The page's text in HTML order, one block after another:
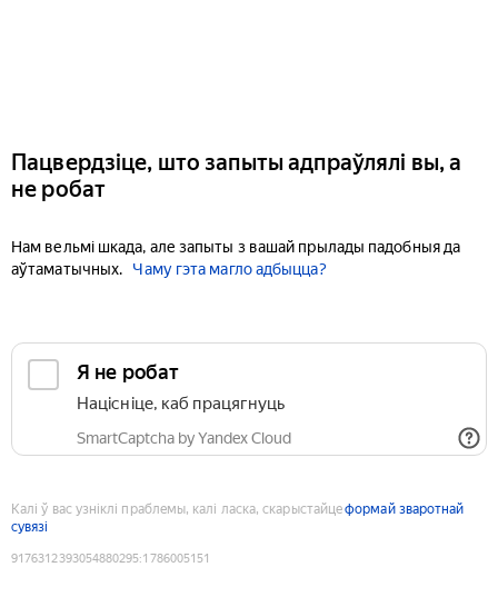
Пацвердзіце, што запыты адпраўлялі вы, а
не робат
Нам вельмі шкада, але запыты з вашай прылады падобныя да
аўтаматычных.
Чаму гэта магло адбыцца?
Я не робат
Націсніце, каб працягнуць
SmartCaptcha by Yandex Cloud
Калі ў вас узніклі праблемы, калі ласка, скарыстайцеформай зваротнай
сувязі
9176312393054880295:1786005151